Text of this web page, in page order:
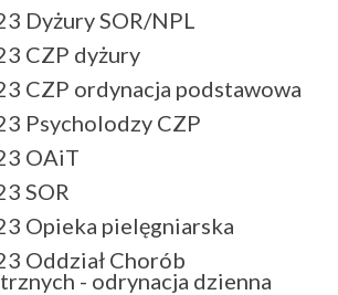
Dyżury SOR/NPL
CZP dyżury
CZP ordynacja podstawowa
Psycholodzy CZP
OAiT
SOR
Opieka pielęgniarska
Oddział Chorób
- odrynacja dzienna